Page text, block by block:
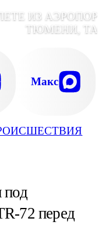
ИЗ
ТЮМЕНИ,
Макс
под
72 перед